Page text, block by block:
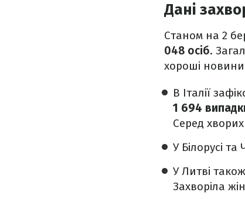
Дані
Станом на 2
048 осіб.
хороші
В Італії
1 694
Серед хворих
У Білорусі та
УЛитві
Захворіла